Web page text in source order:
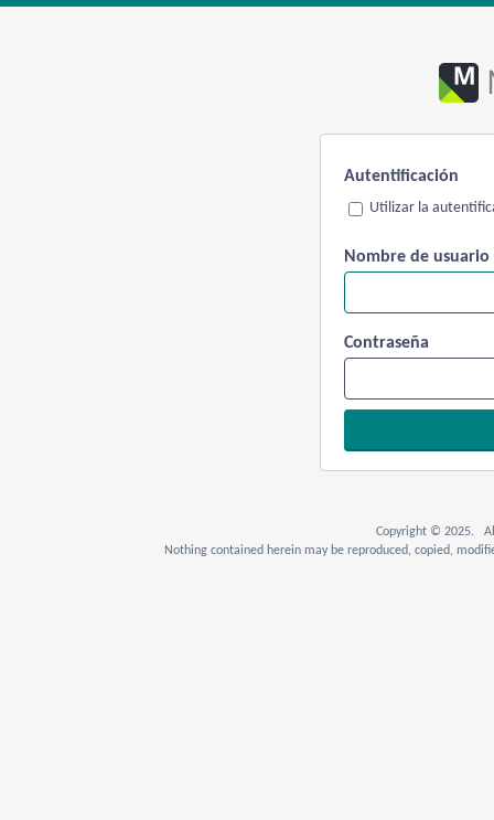
Autentificación
Utilizar la
Nombre de usuario
Contraseña
Copyright © 2025. All
Nothing contained herein may be reproduced, copied,